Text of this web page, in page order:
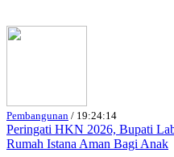
Pembangunan / 19:24:14
Peringati HKN 2026, Bupati
Rumah Istana Aman Bagi Anak